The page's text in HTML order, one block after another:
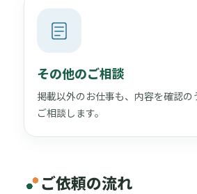
その他のご相談
掲載以外のお仕事も、内容を確認の
ご相談します。
ご依頼の流れ